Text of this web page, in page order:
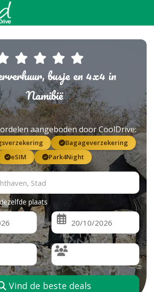
busje en 4x4 in
Namibië
aangeboden door CoolDrive:
Bagageverzekering
eSIM
Park4Night
plaats
Vind de beste deals